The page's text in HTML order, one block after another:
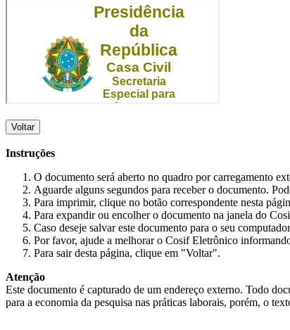
Voltar
Instruções
O documento será aberto no quadro por carregamento
Aguarde alguns segundos para receber o documento.
Para imprimir, clique no botão correspondente nesta
Para expandir ou encolher o documento na janela do
Caso deseje salvar este documento para o seu
Por favor, ajude a melhorar o Cosif Eletrônico
Para sair desta página, clique em "Voltar".
Atenção
Este documento é capturado de um endereço externo. Todo
para a economia da pesquisa nas práticas laborais, porém, o